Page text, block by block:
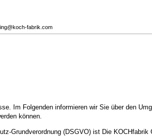
fabrik.com
Im Folgenden informieren wir Sie über den
können.
Grundverordnung (DSGVO) ist Die